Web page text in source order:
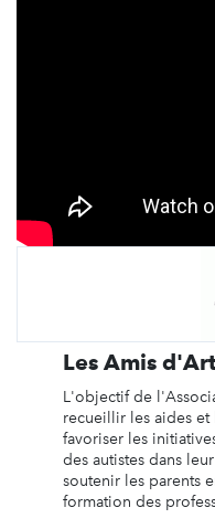
Les Amis
L'objectif de
recueillir les aides et
favoriser les
des autistes dans
soutenir les parents
formation des